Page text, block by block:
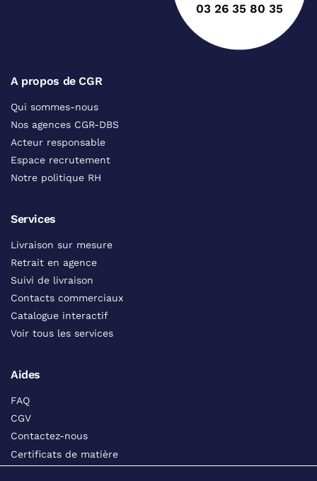
03 26 35 80 35
A propos de CGR
Qui sommes-nous
Nos agences CGR-DBS
Acteur responsable
Espace recrutement
Notre politique RH
Services
Livraison sur mesure
Retrait en agence
Suivi de livraison
Contacts commerciaux
Catalogue interactif
Voir tous les services
Aides
FAQ
CGV
Contactez-nous
Certificats de matière